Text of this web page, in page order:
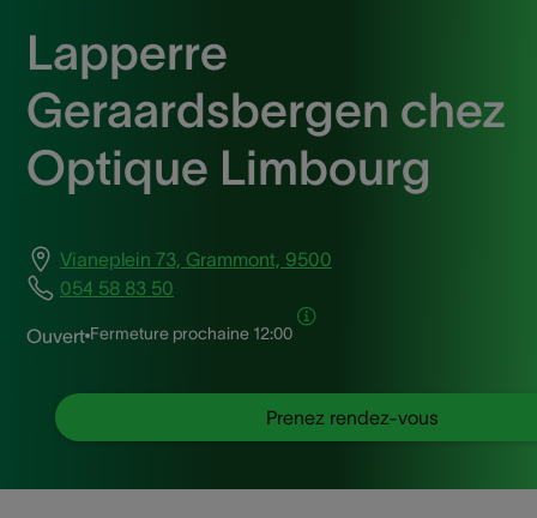
Lapperre
Geraardsbergen chez
Optique Limbourg
Vianeplein 73, Grammont, 9500
054 58 83 50
Ouvert Fermeture prochaine 12:00
Prenez rendez-vous